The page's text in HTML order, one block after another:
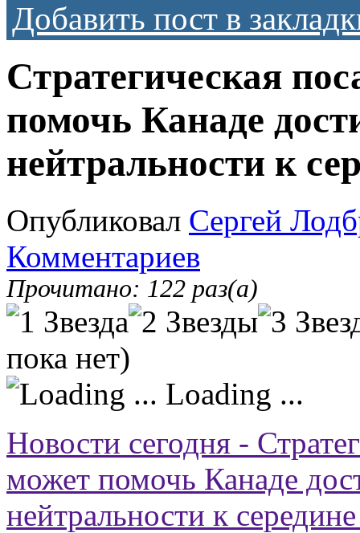
Добавить пост в
Стратегическая
помочь Канаде
нейтральности к
Опубликовал Сергей
Комментариев
Прочитано: 122 раз(а)
пока нет)
Loading ...
Новости сегодня -
может помочь Канаде
нейтральности к